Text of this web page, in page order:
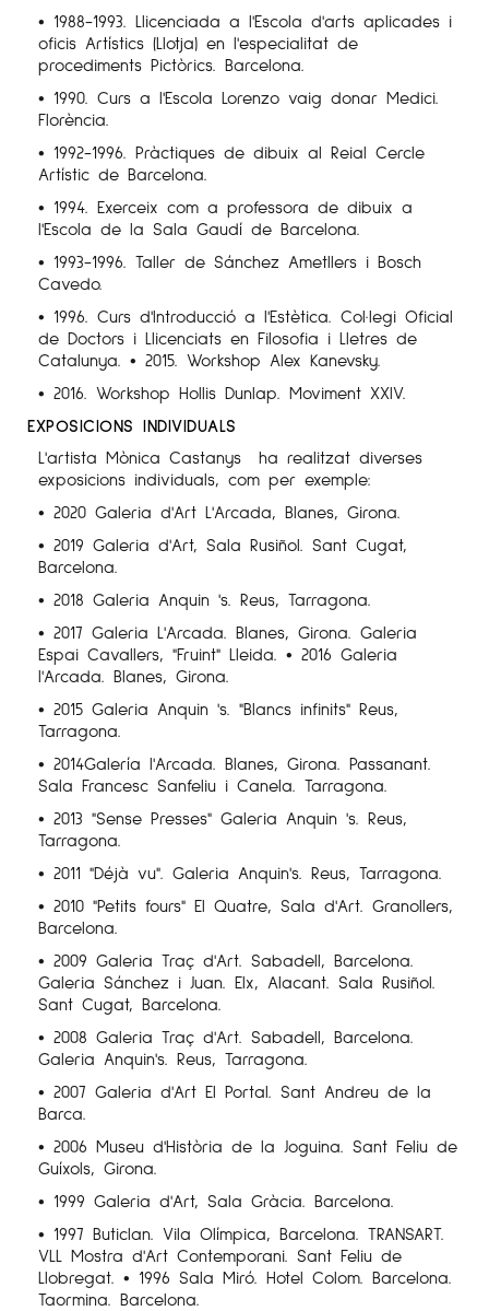
• 1988-1993. Llicenciada a l'Escola d'arts aplicades i
oficis Artístics (Llotja) en l'especialitat de
procediments Pictòrics. Barcelona.
• 1990. Curs a l'Escola Lorenzo vaig donar Medici.
Florència.
• 1992-1996. Pràctiques de dibuix al Reial Cercle
Artístic de Barcelona.
• 1994. Exerceix com a professora de dibuix a
l'Escola de la Sala Gaudí de Barcelona.
• 1993-1996. Taller de Sánchez Ametllers i Bosch
Cavedo.
• 1996. Curs d'Introducció a l'Estètica. Col·legi Oficial
de Doctors i Llicenciats en Filosofia i Lletres de
Catalunya. • 2015. Workshop Alex Kanevsky.
• 2016. Workshop Hollis Dunlap. Moviment XXIV.
EXPOSICIONS INDIVIDUALS
L'artista Mònica Castanys ha realitzat diverses
exposicions individuals, com per exemple:
• 2020 Galeria d'Art L'Arcada, Blanes, Girona.
• 2019 Galeria d'Art, Sala Rusiñol. Sant Cugat,
Barcelona.
• 2018 Galeria Anquin 's. Reus, Tarragona.
• 2017 Galeria L'Arcada. Blanes, Girona. Galeria
Espai Cavallers, "Fruint" Lleida. • 2016 Galeria
l'Arcada. Blanes, Girona.
• 2015 Galeria Anquin 's. "Blancs infinits" Reus,
Tarragona.
• 2014Galería l'Arcada. Blanes, Girona. Passanant.
Sala Francesc Sanfeliu i Canela. Tarragona.
• 2013 "Sense Presses" Galeria Anquin 's. Reus,
Tarragona.
• 2011 "Déjà vu". Galeria Anquin's. Reus, Tarragona.
• 2010 "Petits fours" El Quatre, Sala d'Art. Granollers,
Barcelona.
• 2009 Galeria Traç d'Art. Sabadell, Barcelona.
Galeria Sánchez i Juan. Elx, Alacant. Sala Rusiñol.
Sant Cugat, Barcelona.
• 2008 Galeria Traç d'Art. Sabadell, Barcelona.
Galeria Anquin's. Reus, Tarragona.
• 2007 Galeria d'Art El Portal. Sant Andreu de la
Barca.
• 2006 Museu d'Història de la Joguina. Sant Feliu de
Guíxols, Girona.
• 1999 Galeria d'Art, Sala Gràcia. Barcelona.
• 1997 Buticlan. Vila Olímpica, Barcelona. TRANSART.
VLL Mostra d'Art Contemporani. Sant Feliu de
Llobregat. • 1996 Sala Miró. Hotel Colom. Barcelona.
Taormina. Barcelona.